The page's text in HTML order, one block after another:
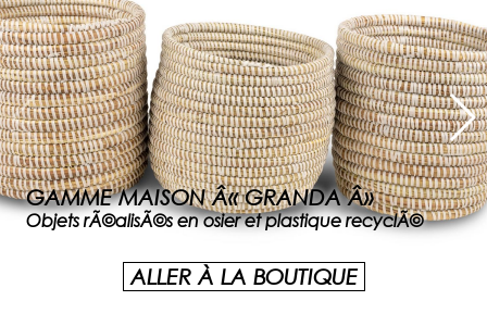
GAMME MAISON Â« GRANDA Â»
Objets rÃ©alisÃ©s en osier et plastique recyclÃ©
ALLER À LA BOUTIQUE